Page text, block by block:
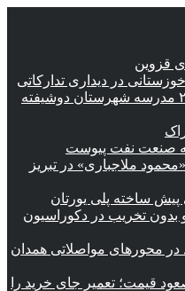
قزوین
در دیداری تدارکاتی
مدیر آموزش و پرورش دیّر: ۲۰ مدرسه شهرستان دوشیفته
صنعت نفت پیوست
ملاجباری» در تبریز
پیش ساخته پلی یورتان
تخریب در دکوراسیون
۵۱۷ هزار تردد در محورهای مواصلاتی همدان
قیمت؛ تعمیر جای خرید را